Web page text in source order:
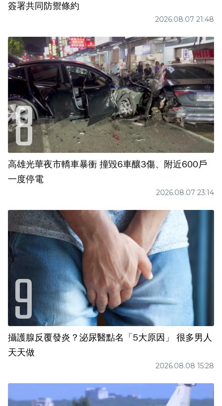
簽署共同防禦條約
2026.08.07 21:48
高雄光華夜市轎車暴衝 撞毀6車釀3傷、附近600戶
一度停電
2026.08.07 23:14
攝護腺反覆發炎？泌尿醫點名「5大原因」 很多男人
天天做
2026.08.08 15:28